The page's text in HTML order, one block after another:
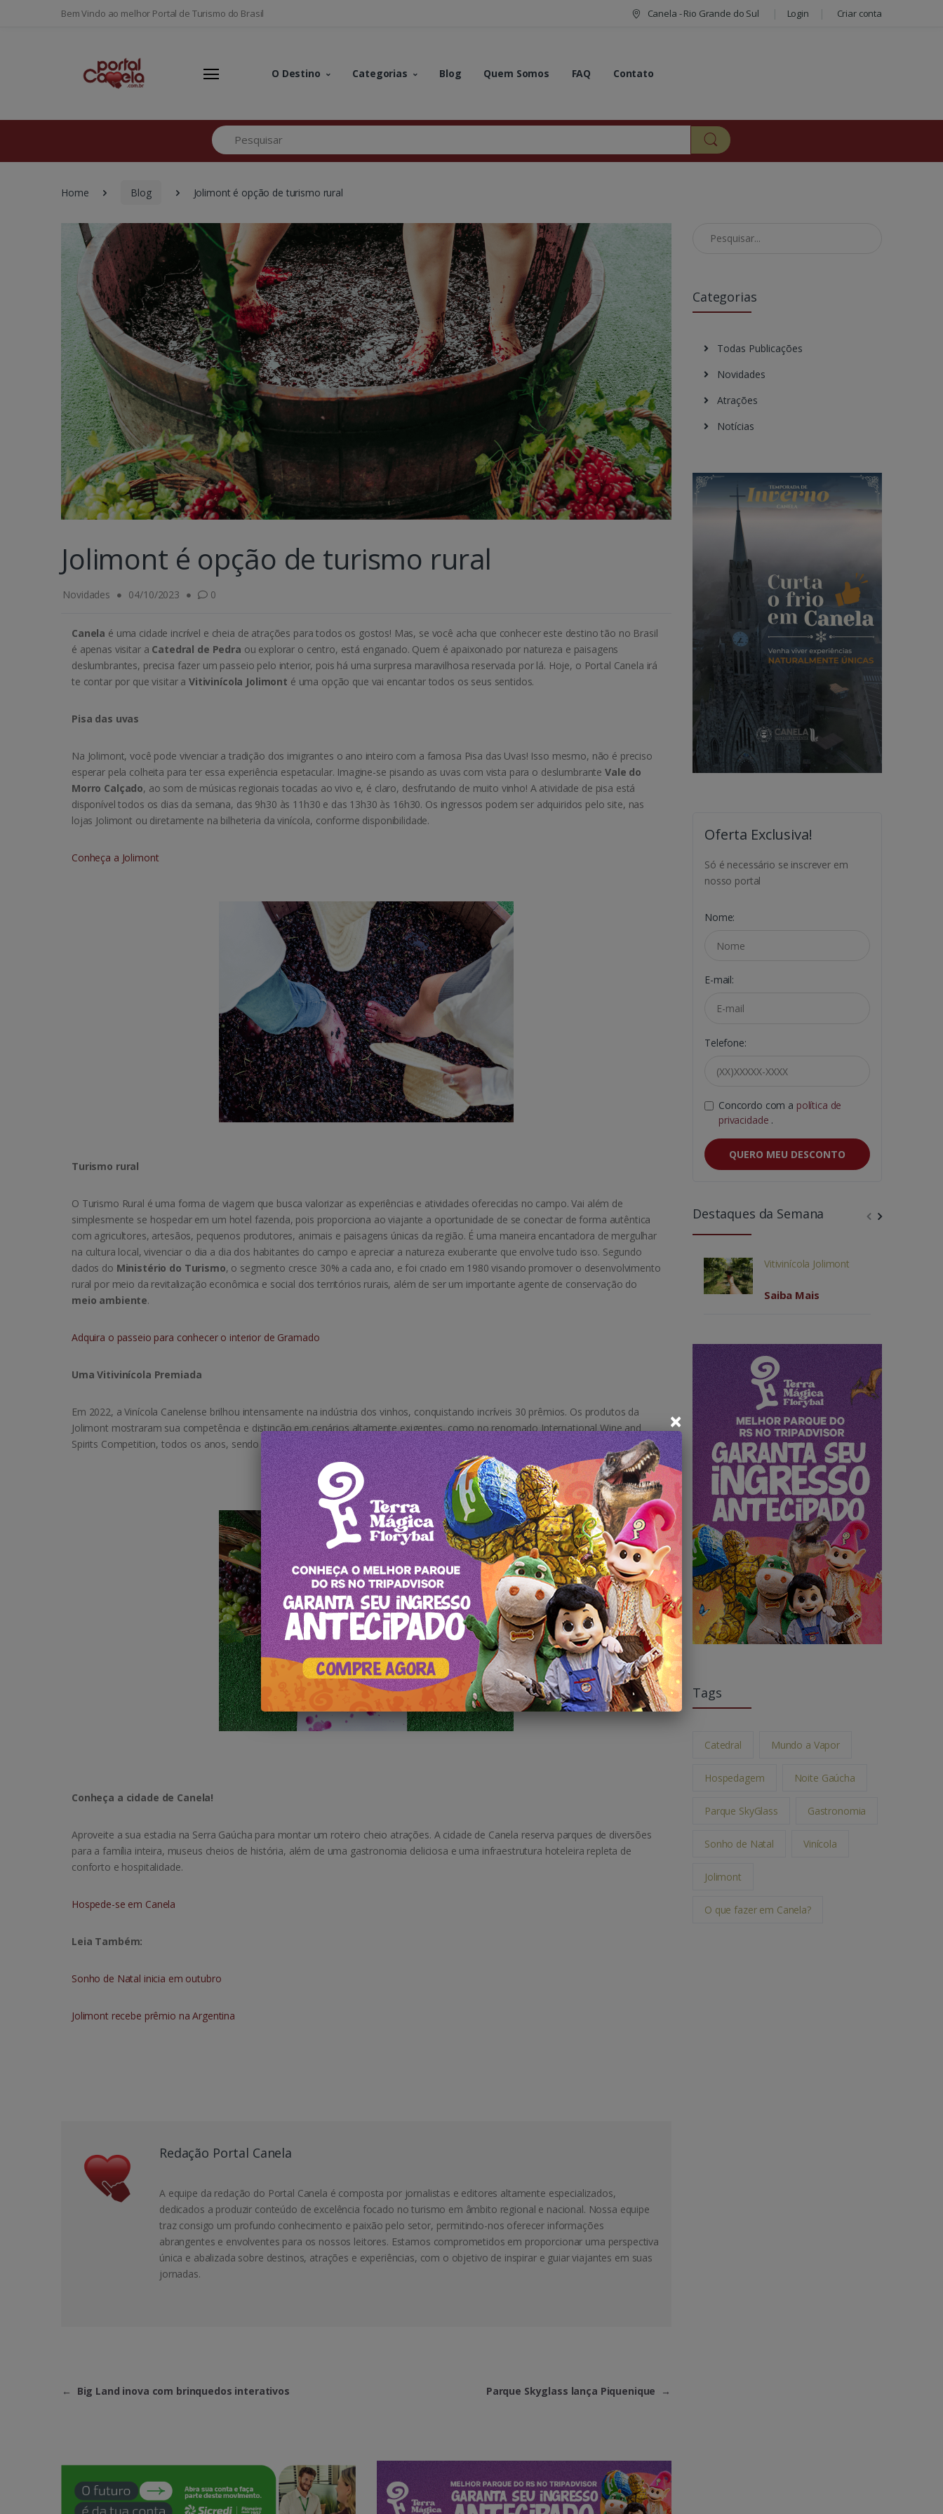
Bem Vindo ao melhor Portal de Turismo do Brasil Canela - Rio Grande do Sul Login Criar conta
O Destino Categorias Blog Quem Somos FAQ Contato
Pesquisar
Home Blog Jolimont é opção de turismo rural
Jolimont é opção de turismo rural
Novidades 04/10/2023 0
Canela é uma cidade incrível e cheia de atrações para todos os gostos! Mas, se você acha que conhecer este destino tão no Brasil
é apenas visitar a Catedral de Pedra ou explorar o centro, está enganado. Quem é apaixonado por natureza e paisagens
deslumbrantes, precisa fazer um passeio pelo interior, pois há uma surpresa maravilhosa reservada por lá. Hoje, o Portal Canela irá
te contar por que visitar a Vitivinícola Jolimont é uma opção que vai encantar todos os seus sentidos.
Pisa das uvas
Na Jolimont, você pode vivenciar a tradição dos imigrantes o ano inteiro com a famosa Pisa das Uvas! Isso mesmo, não é preciso
esperar pela colheita para ter essa experiência espetacular. Imagine-se pisando as uvas com vista para o deslumbranteVale do
Morro Calçado, ao som de músicas regionais tocadas ao vivo e, é claro, desfrutando de muito vinho! A atividade de pisa está
disponível todos os dias da semana, das 9h30 às 11h30 e das 13h30 às 16h30. Os ingressos podem ser adquiridos pelo site, nas
lojas Jolimont ou diretamente na bilheteria da vinícola, conforme disponibilidade.
Conheça a Jolimont
Turismo rural
O Turismo Rural é uma forma de viagem que busca valorizar as experiências e atividades oferecidas no campo. Vai além de
simplesmente se hospedar em um hotel fazenda, pois proporciona ao viajante a oportunidade de se conectar de forma autêntica
com agricultores, artesãos, pequenos produtores, animais e paisagens únicas da região. É uma maneira encantadora de mergulhar
na cultura local, vivenciar o dia a dia dos habitantes do campo e apreciar a natureza exuberante que envolve tudo isso. Segundo
dados do Ministério do Turismo, o segmento cresce 30% a cada ano, e foi criado em 1980 visando promover o desenvolvimento
rural por meio da revitalização econômica e social dos territórios rurais, além de ser um importante agente de conservação do
meio ambiente.
Adquira o passeio para conhecer o interior de Gramado
Uma Vitivinícola Premiada
Em 2022, a Vinícola Canelense brilhou intensamente na indústria dos vinhos, conquistando incríveis 30 prêmios. Os produtos da
Jolimont mostraram sua competência e distinção em cenários altamente exigentes, como no renomado International Wine and
Spirits Competition, todos os anos, sendo que a competição recebe inscrições de mais de 90 países ao redor do mundo.
Conheça a cidade de Canela!
Aproveite a sua estadia na Serra Gaúcha para montar um roteiro cheio atrações. A cidade de Canela reserva parques de diversões
para a família inteira, museus cheios de história, além de uma gastronomia deliciosa e uma infraestrutura hoteleira repleta de
conforto e hospitalidade.
Hospede-se em Canela
Leia Também:
Sonho de Natal inicia em outubro
Jolimont recebe prêmio na Argentina
Redação Portal Canela
A equipe da redação do Portal Canela é composta por jornalistas e editores altamente especializados,
dedicados a produzir conteúdo de excelência focado no turismo em âmbito regional e nacional. Nossa equipe
traz consigo um profundo conhecimento e paixão pelo setor, permitindo-nos oferecer informações
abrangentes e envolventes para os nossos leitores. Estamos comprometidos em proporcionar uma perspectiva
única e abalizada sobre destinos, atrações e experiências, com o objetivo de inspirar e guiar viajantes em suas
jornadas.
← Big Land inova com brinquedos interativos Parque Skyglass lança Piquenique →
Pesquisar no Blog
Categorias
Todas Publicações
Novidades
Atrações
Notícias
Oferta Exclusiva!
Só é necessário se inscrever em
nosso portal
Nome:
E-mail:
Telefone:
Concordo com a política de
privacidade .
QUERO MEU DESCONTO
Destaques da Semana
Vitivinícola Jolimont
Saiba Mais
Tags
Catedral Mundo a Vapor
Hospedagem Noite Gaúcha
Parque SkyGlass Gastronomia
Sonho de Natal Vinícola
Jolimont
O que fazer em Canela?
×